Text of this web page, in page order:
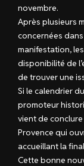
novembre.
Après plusieurs
concernées
manifestation,
disponibilité de
de trouver une
Si le calendrier
promoteur
vient de conclure
Provence qui
accueillant la
Cette bonne